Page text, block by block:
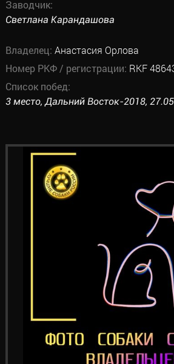
Заводчик:
Светлана Карандашова
Владелец: Анастасия Орлова
Номер РКФ / регистрации: RKF
Список побед:
3 место, Дальний Восток-2018,